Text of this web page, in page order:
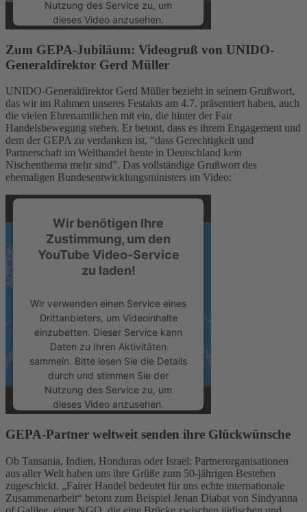
Nutzung des Service zu, um
dieses Video anzusehen.
Mehr Informationen
Akzeptieren
powered byUsercentrics Consent
Management Platform
Zum GEPA-Jubiläum: Videogruß von UNIDO-
Generaldirektor Gerd Müller
UNIDO-Generaldirektor Gerd Müller bezieht in seinem Grußwort,
das wir im Rahmen unseres Festakts am 4.7. präsentiert haben, auch
die vielen Ehrenamtlichen mit ein, die hinter der Fair
Handelsbewegung stehen. Er betont, dass es ihrem Engagement und
dem der GEPA zu verdanken ist, “dass Gerechtigkeit und
Partnerschaft im Welthandel heute in Deutschland kein
Nischenthema mehr sind”. Das vollständige Grußwort des
ehemaligen Bundesentwicklungsministers im Video:
Wir benötigen Ihre
Zustimmung, um den
YouTube Video-Service
zu laden!
Wir verwenden einen Service eines
Drittanbieters, um Videoinhalte
einzubetten. Dieser Service kann
Daten zu Ihren Aktivitäten
sammeln. Bitte lesen Sie die Details
durch und stimmen Sie der
Nutzung des Service zu, um
dieses Video anzusehen.
Mehr Informationen
Akzeptieren
powered byUsercentrics Consent
GEPA-Partner weltweit senden ihre Glückwünsche
Ob Tansania, Indien, Honduras oder Israel: Partnerorganisationen
aus aller Welt haben uns ihre Grüße zum 50-jährigen Bestehen
zugeschickt. „Fairer Handel bedeutet für uns echte internationale
Zusammenarbeit“ betont zum Beispiel Jenan Diabat von Sindyanna